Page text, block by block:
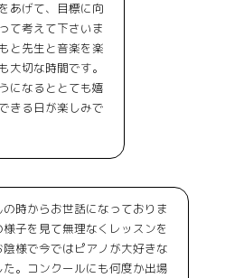
あげて、目標に向
て考えて下さいま
と先生と音楽を楽
大切な時間です。
になるととても嬉
きる日が楽しみで
時からお世話になっておりま
子を見て無理なくレッスンを
陰様で今ではピアノが大好きな
。コンクールにも何度か出場